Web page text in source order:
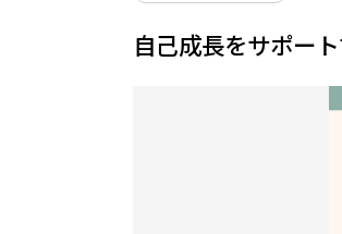
自己成長をサポー